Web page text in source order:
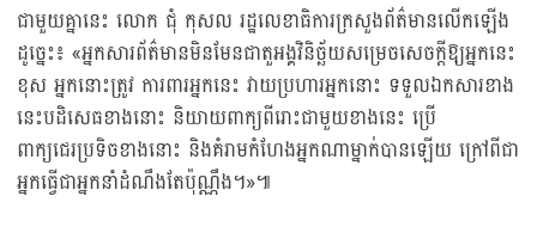
ជាមួយគ្នានេះ លោក ជុំ កុសល រដ្ឋលេខាធិការក្រសួងព័ត៌មានលើកឡើង
ដូច្នេះ៖ «អ្នកសារព័ត៌មានមិនមែនជាតួអង្គវិនិច្ឆ័យសម្រេចសេចក្ដីឱ្យអ្នកនេះ
ខុស អ្នកនោះត្រូវ ការពារអ្នកនេះ វាយប្រហារអ្នកនោះ ទទួលឯកសារខាង
នេះបដិសេធខាងនោះ និយាយពាក្យពីរោះជាមួយខាងនេះ ប្រើ
ពាក្យជេរប្រទិចខាងនោះ និងគំរាមកំហែងអ្នកណាម្នាក់បានឡើយ ក្រៅពីជា
អ្នកធ្វើជាអ្នកនាំដំណឹងតែប៉ុណ្ណឹង។»៕